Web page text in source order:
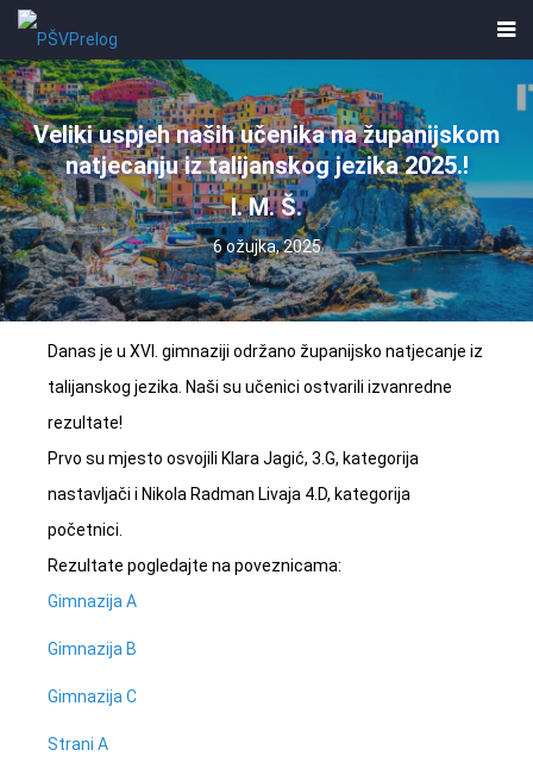
Veliki uspjeh naših učenika na županijskom
natjecanju iz talijanskog jezika 2025.!
I. M. Š.
6 ožujka, 2025
Danas je u XVI. gimnaziji održano županijsko natjecanje iz
talijanskog jezika. Naši su učenici ostvarili izvanredne
rezultate!
Prvo su mjesto osvojili Klara Jagić, 3.G, kategorija
nastavljači i Nikola Radman Livaja 4.D, kategorija
početnici.
Rezultate pogledajte na poveznicama:
Gimnazija A
Gimnazija B
Gimnazija C
Strani A